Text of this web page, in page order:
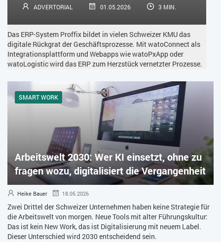
SOCIAL COMMERCE SOCIAL-MEDIA
SOFTWARE-AS-A-SERVICE SOFTWAREENTWICKLUNG
TRANSPORTLOGISTIK / LAGER
TRENDKOMPASS 2026 USABILITY
USER EXPERIENCE WEBDESIGN WEB-SHOP
ZEITWIRTSCHAFT
ADVERTORIAL 01.05.2026 3 MIN.
Das ERP-System Proffix bildet in vielen Schweizer KMU das
digitale Rückgrat der Geschäftsprozesse. Mit watoConnect als
Integrationsplattform und Webapps wie watoPxApp oder
watoLogistic wird das ERP zum Herzstück vernetzter Prozesse.
SMART WORK
Arbeitswelt 2030: Wer KI einsetzt, ohne zu
fragen wozu, digitalisiert die Vergangenheit
Heike Bauer 18.05.2026
Zwei Drittel der Schweizer Unternehmen haben keine Strategie für
die Arbeitswelt von morgen. Neue Tools mit alter Führungskultur:
Das ist kein New Work, das ist Digitalisierung mit neuem Label.
Dieser Unterschied wird 2030 entscheidend sein.